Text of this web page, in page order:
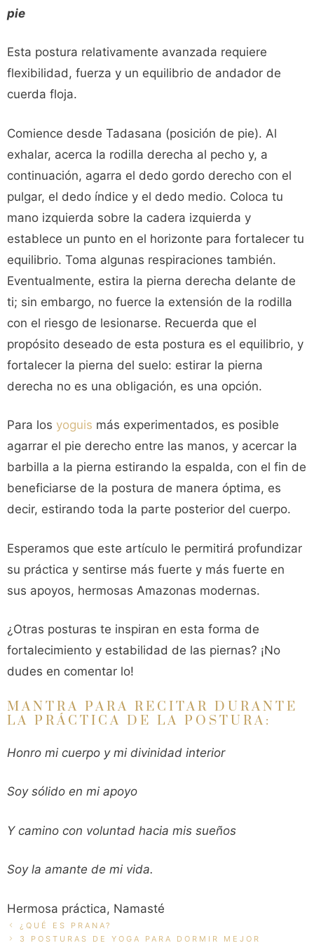
pie
Esta postura relativamente avanzada requiere
flexibilidad, fuerza y un equilibrio de andador de
cuerda floja.
Comience desde Tadasana (posición de pie). Al
exhalar, acerca la rodilla derecha al pecho y, a
continuación, agarra el dedo gordo derecho con el
pulgar, el dedo índice y el dedo medio. Coloca tu
mano izquierda sobre la cadera izquierda y
establece un punto en el horizonte para fortalecer tu
equilibrio. Toma algunas respiraciones también.
Eventualmente, estira la pierna derecha delante de
ti; sin embargo, no fuerce la extensión de la rodilla
con el riesgo de lesionarse. Recuerda que el
propósito deseado de esta postura es el equilibrio, y
fortalecer la pierna del suelo: estirar la pierna
derecha no es una obligación, es una opción.
Para los yoguis más experimentados, es posible
agarrar el pie derecho entre las manos, y acercar la
barbilla a la pierna estirando la espalda, con el fin de
beneficiarse de la postura de manera óptima, es
decir, estirando toda la parte posterior del cuerpo.
Esperamos que este artículo le permitirá profundizar
su práctica y sentirse más fuerte y más fuerte en
sus apoyos, hermosas Amazonas modernas.
¿Otras posturas te inspiran en esta forma de
fortalecimiento y estabilidad de las piernas? ¡No
dudes en comentar lo!
MANTRA PARA RECITAR DURANTE
LA PRÁCTICA DE LA POSTURA:
Honro mi cuerpo y mi divinidad interior
Soy sólido en mi apoyo
Y camino con voluntad hacia mis sueños
Soy la amante de mi vida.
Hermosa práctica, Namasté
¿QUÉ ES PRANA?
3 POSTURAS DE YOGA PARA DORMIR MEJOR